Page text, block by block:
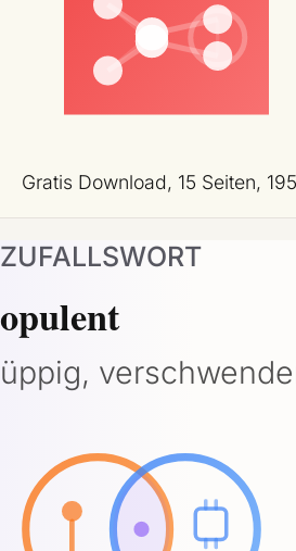
Gratis Download, 15 Seiten,
ZUFALLSWORT
opulent
üppig,